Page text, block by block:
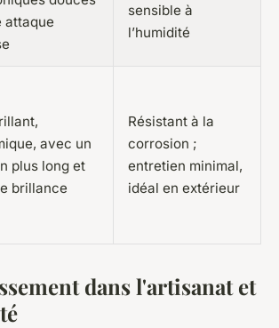
attaque
sensible à
l’humidité
avec un
plus long et
brillance
Résistant à la
corrosion ;
entretien minimal,
idéal en extérieur
dans l'artisanat et